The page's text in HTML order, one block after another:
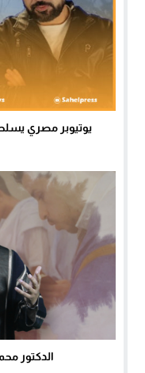
يوتيوبر مصري
الدكتور